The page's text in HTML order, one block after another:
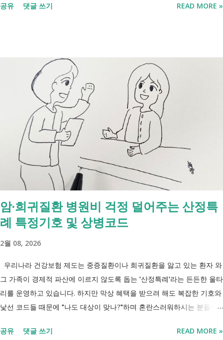
포함되면서 많은 분들이 관심을 갖고 있습니다. 이번 글에서는 장애인과
일 발표된 보건복지부 업무계획에 담긴 내용은 무엇인가요? 2027년 보건
복지부의 업무계획에 담긴 장애인관련은 어떤 내용이 있는지 살펴보겠습
니다. 정부 업무계획 내용 추진 시기 3급 단일장애까지 장애인연금 지급
2027년 중증장애인 생계급여 부양의무자 기준 폐지 2027년 하반기 활동
지원서비스 65세 이후 선택권 보장 2027년 7월 최중증 발달장애인 24시
간 긴급돌봄 확대 확대 추진 장애인 공공일자리 지속 확대 계속 추진 ※
업무계획에 담긴 내용으로, 법 개정과 예산 반영 등을 거쳐 시행될 예정
입니다. 부모와 함께 살아도 장애인연금을 받을 수 있을까요? 이번 보건
복지부 업무계획이 발표된 뒤 많은 분들이 질문하셨습니다. "부모와 같이
살면 장애인연금을 받을 수 없나요?" "혼자 살아야만 받을 수 있는 건가
요?" 결론부터 말씀드리면 부모와 함께 거주한다는 이유만으로 장애인연
금을 받을 수 없는 것은 아닙니다. 많은 분들이 이번 업무계획에 포함된
로 생각하기 쉽지만, 두 제도는 지급 기준이 서로 다릅니다. 구분 장애인
연금 생계급여 목적 장애로 인한 ...
공유 댓글 쓰기 READ MORE »
암·희귀질환 병원비 걱정 덜어주는 산정특
례 특정기호 및 상병코드
2월 08, 2026
우리나라 건강보험 제도는 중증질환이나 희귀질환을 앓고 있는 환자 와
그 가족이 경제적 파산에 이르지 않도록 돕는 '산정특례'라는 든든한 울타
리를 운영하고 있습니다. 하지만 막상 혜택을 받으려 해도 복잡한 기호와
낯선 코드들 때문에 "나도 대상이 맞나?"하며 혼란스러워하시는 분들이
닙니다. 여러분의 병원비를 90%에서 최대 95%까지 국가가 대신 부담해
공유 댓글 쓰기 READ MORE »